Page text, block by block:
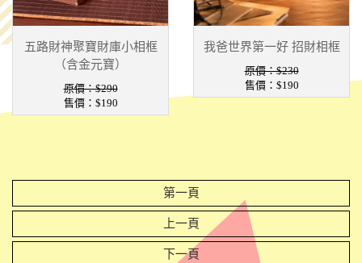
五路財神聚寶財庫小相框
（含金元寶）
原價：$290
售價： $190
我爸世界第一好 招財相框
原價：$230
售價： $190
第一頁
上一頁
下一頁